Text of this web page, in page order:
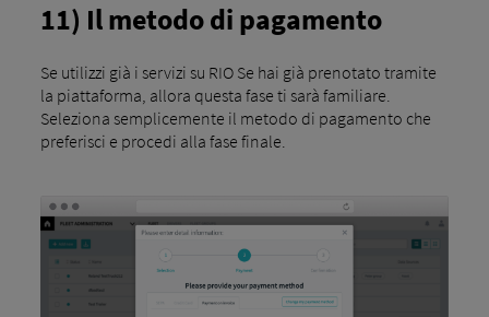
11) Il metodo di pagamento
Se utilizzi già i servizi su RIO Se hai già prenotato tramite
la piattaforma, allora questa fase ti sarà familiare.
Seleziona semplicemente il metodo di pagamento che
preferisci e procedi alla fase finale.